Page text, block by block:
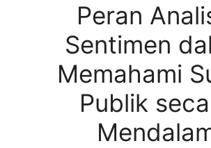
Peran
Sentimen
Memahami
Publik